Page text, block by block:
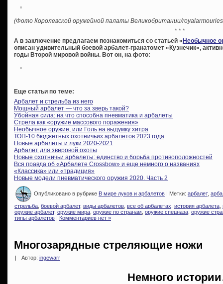
(Фото Королевской оружейной палаты Великобритании/
* * *
А в заключение предлагаем познакомиться со статьей «Необычное
описан удивительный боевой арбалет-гранатомет «Кузнечик»,
годы Второй мировой войны. Вот он, на фото:
Еще статьи по теме:
Арбалет и стрельба из него
Мощный арбалет — что за зверь такой?
Убойная сила: на что способна пневматика и арбалеты
Стрела как «оружие массового поражения»
Необычное оружие, или Голь на выдумку хитра
ТОП-10 бюджетных охотничьих арбалетов 2023 года
Новые арбалеты и луки 2020-2021
Арбалет для зверовой охоты
Новые охотничьи арбалеты: единство и борьба противоположностей
Вся правда об «Арбалете Crossbow» и еще немного о названиях
«Классика» или «традиция»
Новые модели пневматического оружия 2020. Часть 2
Опубликовано в рубрике В мире луков и арбалетов | Метки: арбалет,
стрельба боевой арбалет, виды арбалетов все об арбалетах история арбалета
оружие арбалет, оружие мира оружие по странам оружие спецназа оружие
типы арбалетов | Комментариев нет »
Многозарядные стреляющие ножи
Автор: ingewarr
Немного